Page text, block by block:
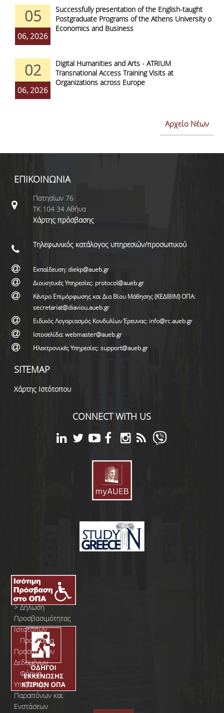
05
06, 2026
Successfully presentation of the English-taught
Postgraduate Programs of the Athens University of
Economics and Business
02
06, 2026
Digital Humanities and Arts - ATRIUM
Transnational Access Training Visits at
Organizations across Europe
Αρχείο Νέων
ΕΠΙΚΟΙΝΩΝΙΑ
Πατησίων 76
ΤΚ 104 34 Αθήνα
Χάρτης πρόσβασης
Τηλεφωνικός κατάλογος υπηρεσιών/προσωπικού
Εκπαίδευση: diekp@aueb.gr
Διοικητικές Υπηρεσίες: protocol@aueb.gr
Κέντρο Επιμόρφωσης και Δια Βίου Μάθησης (ΚΕΔΙΒΙΜ) ΟΠΑ:
secretariat@diaviou.aueb.gr
Ειδικός Λογαριασμός Κονδυλίων Έρευνας: info@rc.aueb.gr
Ιστοσελίδα: webmaster@aueb.gr
Ηλεκτρονικές Υπηρεσίες: support@aueb.gr
SITEMAP
Χάρτης Ιστότοπου
CONNECT WITH US
>Δήλωση
Προσβασιμότητας
Ιστοτόπων
Προστασία
Προσωπικών
Δεδομένων
Φόρμα
Yποβολής
Παραπόνων και
Ενστάσεων